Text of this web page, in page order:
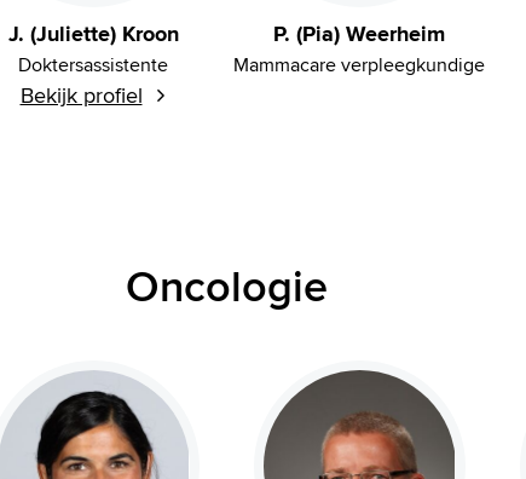
J. (Juliette) Kroon
Doktersassistente
Bekijk profiel
P. (Pia) Weerheim
Mammacare verpleegkundige
Oncologie